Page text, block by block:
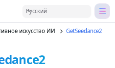
Русский
искусство ИИ GetSeedance2